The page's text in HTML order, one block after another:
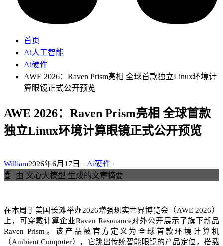
首页
Ai人工智能
Ai硬件
AWE 2026：Raven Prism亮相 全球首款独立Linux环境计
算眼镜正式公开预览
AWE 2026：Raven Prism亮相 全球首款
独立Linux环境计算眼镜正式公开预览
William2026年6月17日 · Ai硬件 ·
🤖
由 文心大模型 生成的文章摘要
在本周于美国长滩举办2026增强现实世界博览会（AWE 2026）
上，可穿戴计算企业Raven Resonance对外公开展示了旗下新品
Raven Prism。该产品被官方定义为全球首款环境计算机
（Ambient Computer），它跳出传统智能眼镜的产品定位，搭载